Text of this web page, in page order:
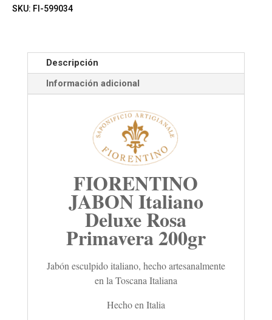
SKU: FI-599034
Descripción
Información adicional
FIORENTINO
JABON Italiano
Deluxe Rosa
Primavera 200gr
Jabón esculpido italiano, hecho artesanalmente
en la Toscana Italiana
Hecho en Italia